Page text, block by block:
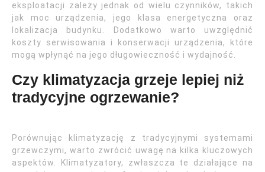
eksploatacji zależy jednak od wielu czynników, takich
jak moc urządzenia, jego klasa energetyczna oraz
lokalizacja budynku. Dodatkowo warto uwzględnić
koszty serwisowania i konserwacji urządzenia, które
mogą wpłynąć na jego długowieczność i wydajność.
Czy klimatyzacja grzeje lepiej niż
tradycyjne ogrzewanie?
Porównując klimatyzację z tradycyjnymi systemami
grzewczymi, warto zwrócić uwagę na kilka kluczowych
aspektów. Klimatyzatory, zwłaszcza te działające na